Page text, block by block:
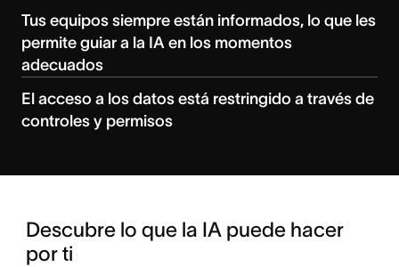
Tus equipos siempre están informados, lo que les
permite guiar a la IA en los momentos
adecuados
El acceso a los datos está restringido a través de
controles y permisos
Descubre lo que la IA puede hacer
por ti